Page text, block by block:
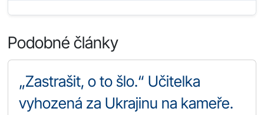
Podobné články
„Zastrašit, o to šlo.“ Učitelka
vyhozená za Ukrajinu na kameře.